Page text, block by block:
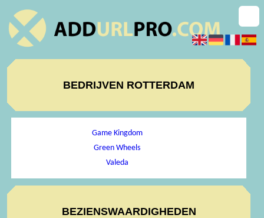
BEDRIJVEN ROTTERDAM
Game Kingdom
Green Wheels
Valeda
BEZIENSWAARDIGHEDEN